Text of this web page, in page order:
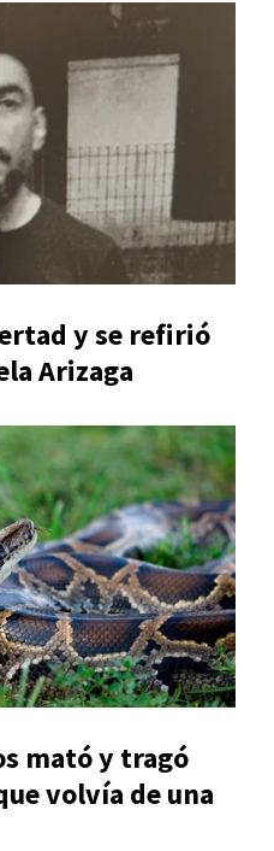
y se refirió
Arizaga
mató y tragó
volvía de una